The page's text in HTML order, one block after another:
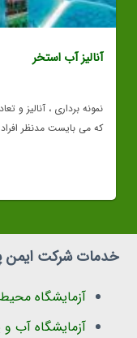
آنالیز آب استخر
نمونه برداری ، آنالیز و
که می بایست مدنظر
خدمات شرکت ایمن
آزمایشگاه
آزمایشگاه آب